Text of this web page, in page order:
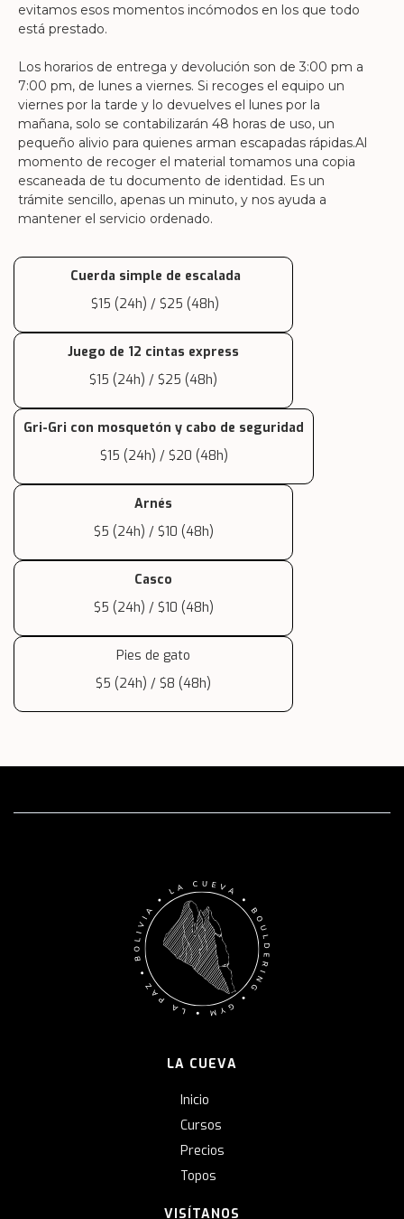
evitamos esos momentos incómodos en los que todo
está prestado.
Los horarios de entrega y devolución son de 3:00 pm a
7:00 pm, de lunes a viernes. Si recoges el equipo un
viernes por la tarde y lo devuelves el lunes por la
mañana, solo se contabilizarán 48 horas de uso, un
pequeño alivio para quienes arman escapadas rápidas.Al
momento de recoger el material tomamos una copia
escaneada de tu documento de identidad. Es un
trámite sencillo, apenas un minuto, y nos ayuda a
mantener el servicio ordenado.
Cuerda simple de escalada
$15 (24h) / $25 (48h)
Juego de 12 cintas express
$15 (24h) / $25 (48h)
Gri-Gri con mosquetón y cabo de seguridad
$15 (24h) / $20 (48h)
Arnés
$5 (24h) / $10 (48h)
Casco
$5 (24h) / $10 (48h)
Pies de gato
$5 (24h) / $8 (48h)
LA CUEVA
Inicio
Cursos
Precios
Topos
VISÍTANOS